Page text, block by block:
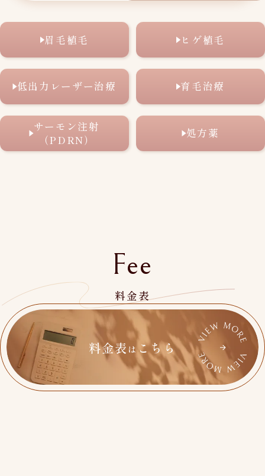
眉毛植毛 ヒゲ植毛
低出力レーザー治療 育毛治療
サーモン注射
（PDRN）
処方薬
Fee
料金表
料金表 は こちら